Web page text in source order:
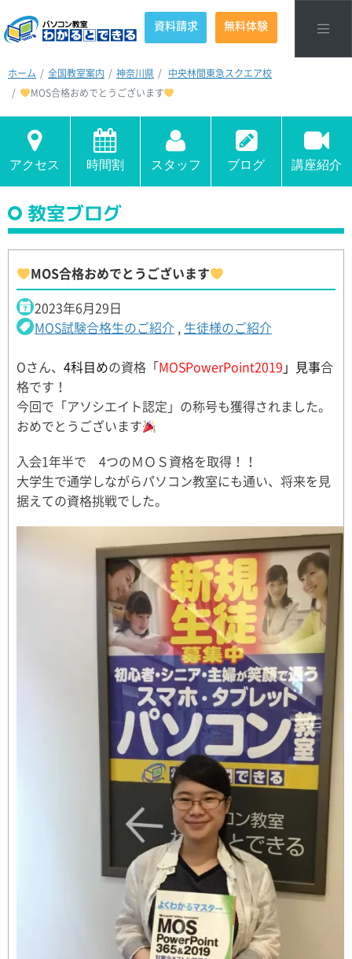
資料請求 無料体験
ホーム 全国教室案内 神奈川県
中央林間東急スクエア校
MOS合格おめでとうございます
アクセス 時間割 スタッフ ブログ 講座紹介
教室ブログ
MOS合格おめでとうございます
2023年6月29日
MOS試験合格生のご紹介 , 生徒様のご紹介
Oさん、 4科目めの資格「MOSPowerPoint2019 」見事合
格です！
今回で「アソシエイト認定」の称号も獲得されました。
おめでとうございます
入会1年半で 4つのＭＯＳ資格を取得！！
大学生で通学しながらパソコン教室にも通い、将来を見
据えての資格挑戦でした。